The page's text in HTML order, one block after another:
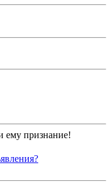
ему признание!